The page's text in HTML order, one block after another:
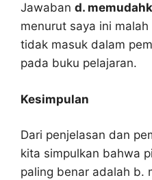
Jawaban d.
menurut saya ini
tidak masuk dalam
pada buku pelajaran.
Kesimpulan
Dari penjelasan dan
kita simpulkan bahwa
paling benar adalah b.